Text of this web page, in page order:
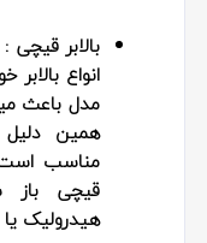
بالابر قیچی :
انواع
مدل باعث
همین
مناسب
قیچی
هیدرولیک